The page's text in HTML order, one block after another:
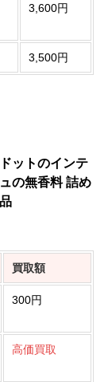
3,600円
3,500円
ットのインテ
の無香料 詰め
買取額
300円
高価買取